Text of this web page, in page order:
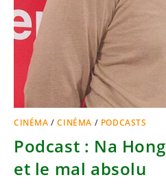
CINÉMA /CINÉMA / PODCASTS
Podcast : Na
et le mal absolu